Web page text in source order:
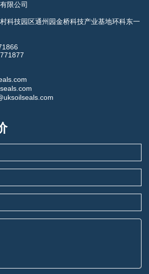
限公司
科技园区通州园金桥科技产业基地环科东一